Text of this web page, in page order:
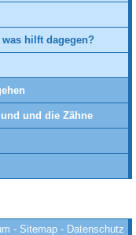
hilft dagegen?
und die Zähne
- Sitemap - Datenschutz